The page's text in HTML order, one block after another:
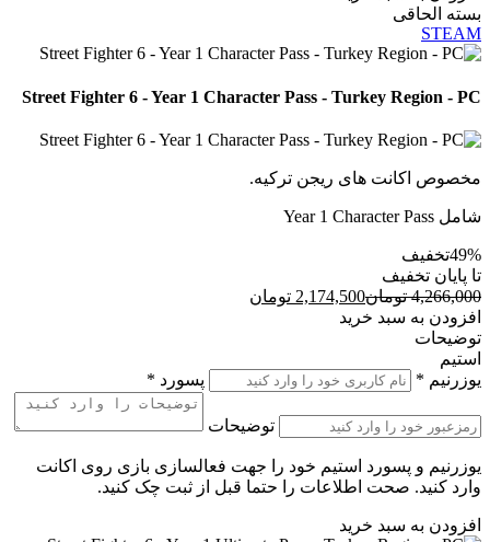
بسته الحاقی
STEAM
Street Fighter 6 - Year 1 Character Pass - Turkey Region - PC
مخصوص اکانت های ریجن ترکیه.
شامل Year 1 Character Pass
49%تخفیف
تا پایان تخفیف
4,266,000 تومان2,174,500 تومان
افزودن به سبد خرید
توضیحات
استیم
یوزرنیم * پسورد *
توضیحات
یوزرنیم و پسورد استیم خود را جهت فعالسازی بازی روی اکانت
وارد کنید. صحت اطلاعات را حتما قبل از ثبت چک کنید.
افزودن به سبد خرید